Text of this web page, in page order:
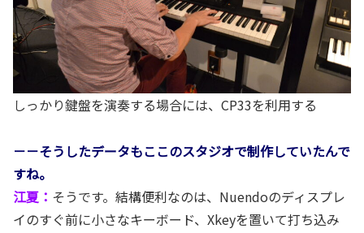
しっかり鍵盤を演奏する場合には、CP33を利用する
－－そうしたデータもここのスタジオで制作していたんで
すね。
江夏： そうです。結構便利なのは、Nuendoのディスプレ
イのすぐ前に小さなキーボード、Xkeyを置いて打ち込み